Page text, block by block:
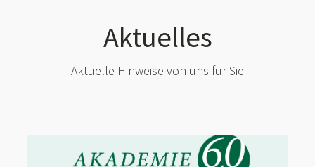
Aktuelles
Aktuelle Hinweise von uns für Sie